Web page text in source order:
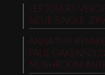
LEFTOVERS
NEUE SINGLE
ANNA TUR
PAUL
MUSHROOM